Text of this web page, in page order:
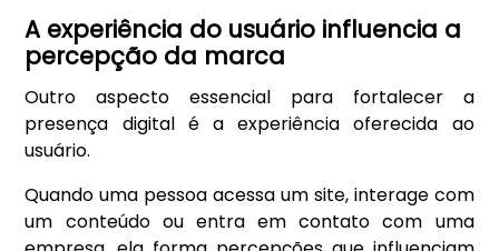
A experiência do usuário influencia a
percepção da marca
Outro aspecto essencial para fortalecer a
presença digital é a experiência oferecida ao
usuário.
Quando uma pessoa acessa um site, interage com
um conteúdo ou entra em contato com uma